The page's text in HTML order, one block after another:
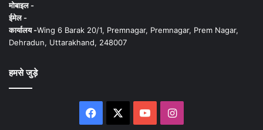
मोबाइल -
ईमेल -
कार्यालय -Wing 6 Barak 20/1, Premnagar, Premnagar, Prem Nagar,
Dehradun, Uttarakhand, 248007
हमसे जुड़े
Facebook YouTubeInstagram